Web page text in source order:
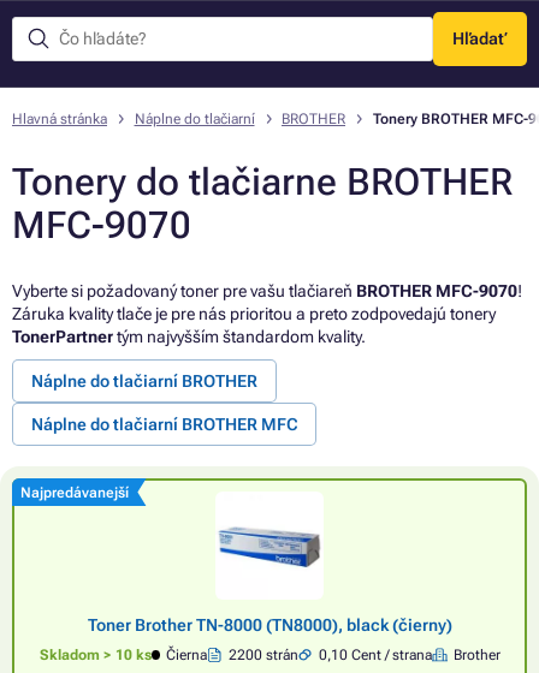
Hľadať
Menu
Hlavná stránka Náplne do tlačiarní BROTHER Tonery BROTHER MFC-
Tonery do tlačiarne BROTHER
MFC-9070
Vyberte si požadovaný toner pre vašu tlačiareň BROTHER MFC-9070!
Záruka kvality tlače je pre nás prioritou a preto zodpovedajú tonery
TonerPartnertým najvyšším štandardom kvality.
Náplne do tlačiarní BROTHER
Náplne do tlačiarní BROTHER MFC
Najpredávanejší
Toner Brother TN-8000 (TN8000), black (čierny)
Skladom > 10 ks Čierna 2200 strán 0,10 Cent / strana
Brother